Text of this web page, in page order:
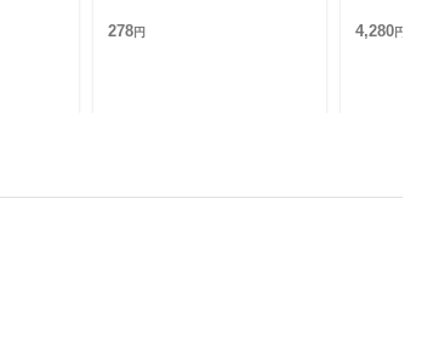
278円 4,280円